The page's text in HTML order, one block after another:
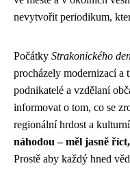
nevytvořit periodikum,
Počátky Strakonického
procházely modernizací a
podnikatelé a vzdělaní
informovat o tom, co se
regionální hrdost a
náhodou – měl jasně
Prostě aby každý hned